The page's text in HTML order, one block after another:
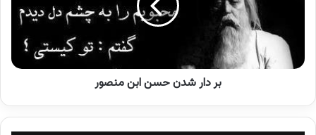
ح
بر دار شدن حسن ابن منصور